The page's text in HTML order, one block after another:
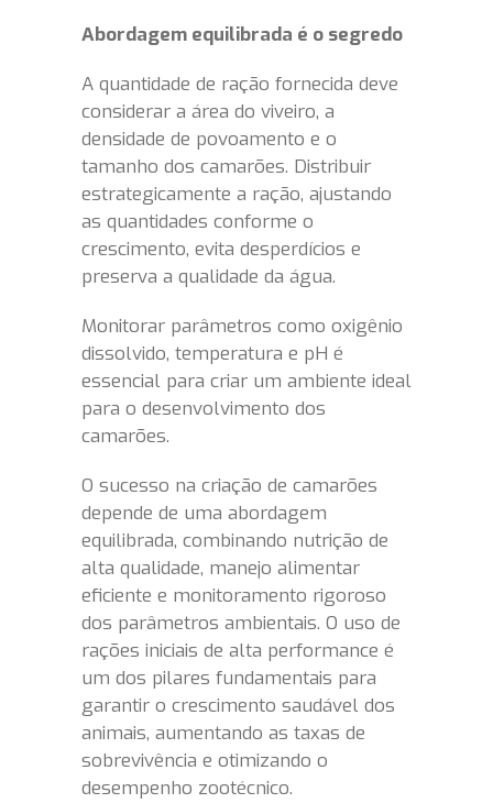
Abordagem equilibrada é o segredo
A quantidade de ração fornecida deve
considerar a área do viveiro, a
densidade de povoamento e o
tamanho dos camarões. Distribuir
estrategicamente a ração, ajustando
as quantidades conforme o
crescimento, evita desperdícios e
preserva a qualidade da água.
Monitorar parâmetros como oxigênio
dissolvido, temperatura e pH é
essencial para criar um ambiente ideal
para o desenvolvimento dos
camarões.
O sucesso na criação de camarões
depende de uma abordagem
equilibrada, combinando nutrição de
alta qualidade, manejo alimentar
eficiente e monitoramento rigoroso
dos parâmetros ambientais. O uso de
rações iniciais de alta performance é
um dos pilares fundamentais para
garantir o crescimento saudável dos
animais, aumentando as taxas de
sobrevivência e otimizando o
desempenho zootécnico.